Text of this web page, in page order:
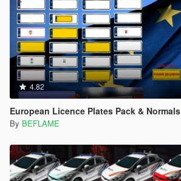
4.82
European Licence Plates Pack & Normals
By BEFLAME